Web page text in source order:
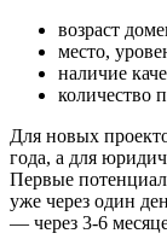
возраст
место,
наличие
количество
Для новых
года, а для
Первые
уже через один
— через 3-6